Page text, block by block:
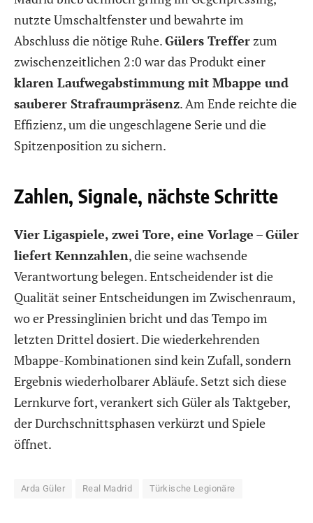
nutzte Umschaltfenster und bewahrte im
Abschluss die nötige Ruhe.Gülers Trefferzum
zwischenzeitlichen 2:0 war das Produkt einer
klaren Laufwegabstimmung mit Mbappe und
sauberer Strafraumpräsenz. Am Ende reichte die
Effizienz, um die ungeschlagene Serie und die
Spitzenposition zu sichern.
Zahlen, Signale, nächste Schritte
Vier Ligaspiele, zwei Tore, eine Vorlage –Güler
liefert Kennzahlen, die seine wachsende
Verantwortung belegen. Entscheidender ist die
Qualität seiner Entscheidungen im Zwischenraum,
wo er Pressinglinien bricht und das Tempo im
letzten Drittel dosiert. Die wiederkehrenden
Mbappe-Kombinationen sind kein Zufall, sondern
Ergebnis wiederholbarer Abläufe. Setzt sich diese
Lernkurve fort, verankert sich Güler als Taktgeber,
der Durchschnittsphasen verkürzt und Spiele
öffnet.
Arda Güler Real Madrid Türkische Legionäre